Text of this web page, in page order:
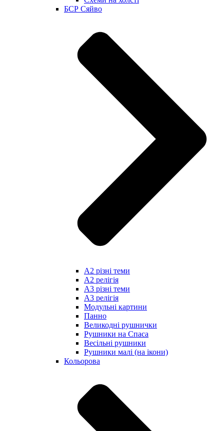
БСР Сяйво
А2 різні теми
А2 релігія
А3 різні теми
А3 релігія
Модульні картини
Панно
Великодні рушнички
Рушники на Спаса
Весільні рушники
Рушники малі (на ікони)
Кольорова